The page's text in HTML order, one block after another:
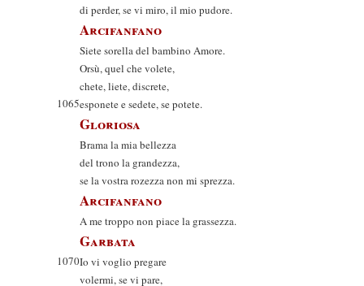
di perder, se vi miro, il mio pudore.
Arcifanfano
Siete sorella del bambino Amore.
Orsù, quel che volete,
chete, liete, discrete,
1065esponete e sedete, se potete.
Gloriosa
Brama la mia bellezza
del trono la grandezza,
se la vostra rozezza non mi sprezza.
Arcifanfano
A me troppo non piace la grassezza.
Garbata
1070Io vi voglio pregare
volermi, se vi pare,